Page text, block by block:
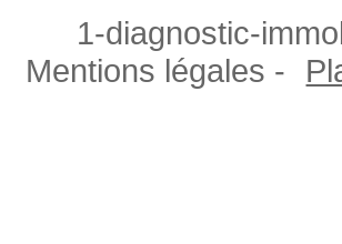
1-diagnostic-
Mentions légales -